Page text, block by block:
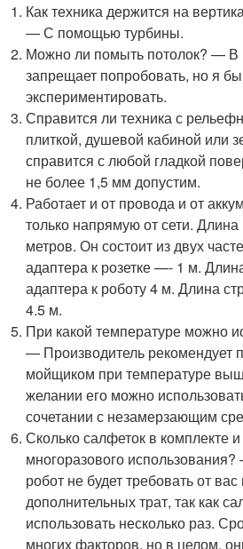
Как техника держится на
— С помощью турбины.
Можно ли помыть потолок? — В
запрещает попробовать, но я
экспериментировать.
Справится ли техника с
плиткой, душевой кабиной или
справится с любой гладкой
не более 1,5 мм допустим.
Работает и от провода и от
только напрямую от сети.
метров. Он состоит из двух
адаптера к розетке —- 1 м.
адаптера к роботу 4 м. Длина
4.5 м.
При какой температуре можно
— Производитель рекомендует
мойщиком при температуре
желании его можно
сочетании с незамерзающим
Сколько салфеток в комплекте
многоразового
робот не будет требовать от
дополнительных трат, так как
использовать несколько раз.
многих факторов, но в целом,